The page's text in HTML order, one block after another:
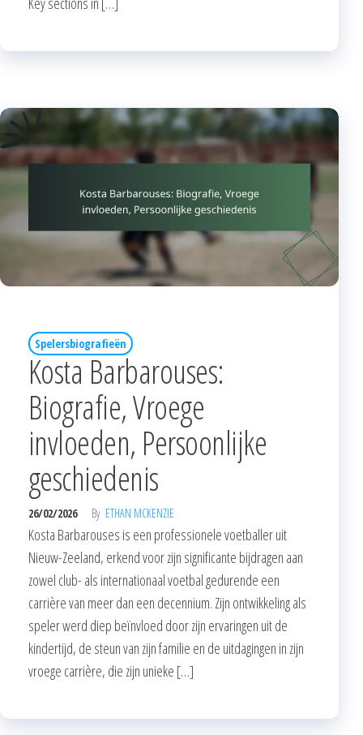
Spelersbiografieën
Kosta Barbarouses:
Biografie, Vroege
invloeden, Persoonlijke
geschiedenis
26/02/2026 By ETHAN MCKENZIE
Kosta Barbarouses is een professionele voetballer uit
Nieuw-Zeeland, erkend voor zijn significante bijdragen aan
zowel club- als internationaal voetbal gedurende een
carrière van meer dan een decennium. Zijn ontwikkeling als
speler werd diep beïnvloed door zijn ervaringen uit de
kindertijd, de steun van zijn familie en de uitdagingen in zijn
vroege carrière, die zijn unieke […]